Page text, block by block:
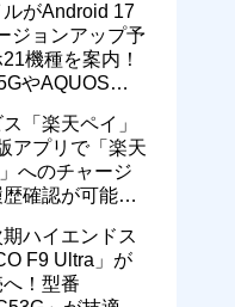
へがAndroid 17
ジョンアップ予
機種を案内！
やAQUOS
「楽天ペイ」
アプリで「楽天
へのチャージ
確認が可能
ハイエンドス
F9 Ultra」が
！型番